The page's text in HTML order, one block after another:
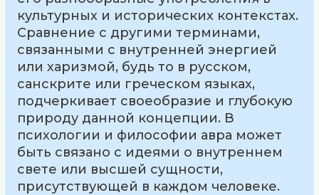
культурных и исторических контекстах.
Сравнение с другими терминами,
связанными с внутренней энергией
или харизмой, будь то в русском,
санскрите или греческом языках,
подчеркивает своеобразие и глубокую
природу данной концепции. В
психологии и философии авра может
быть связано с идеями о внутреннем
свете или высшей сущности,
присутствующей в каждом человеке.